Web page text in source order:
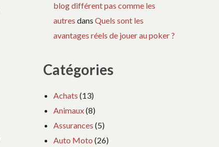
blog différent pas comme les
autres dansQuels sont les
avantages réels de jouer au poker ?
Catégories
Achats (13)
Animaux(8)
Assurances (5)
Auto Moto (26)